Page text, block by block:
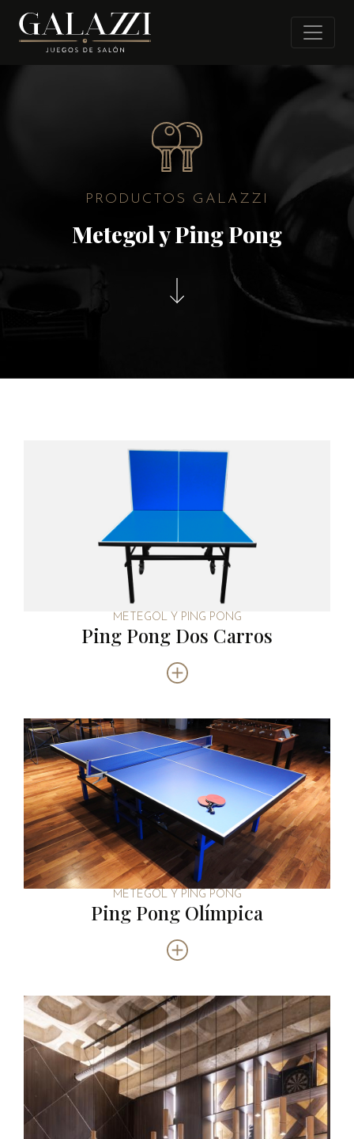
PRODUCTOS GALAZZI
Metegol y Ping Pong
METEGOL Y PING PONG
Ping Pong Dos Carros
METEGOL Y PING PONG
Ping Pong Olímpica